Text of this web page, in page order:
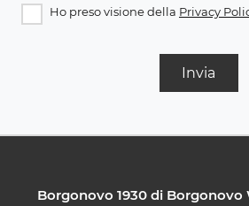
Ho preso visione della Privacy
Invia
Borgonovo 1930 di Borgonovo